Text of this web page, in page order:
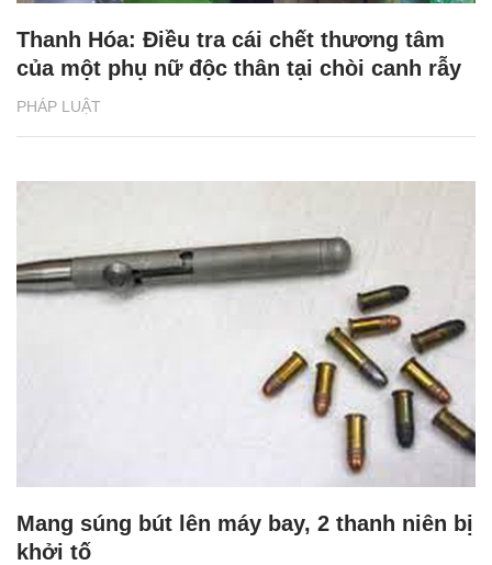
PHÁP LUẬT
Thanh Hóa: Điều tra cái chết thương tâm
của một phụ nữ độc thân tại chòi canh rẫy
Mang súng bút lên máy bay, 2 thanh niên bị
khởi tố